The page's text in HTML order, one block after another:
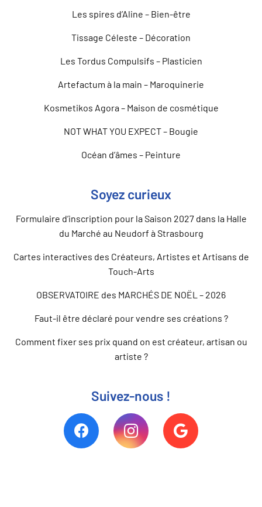
Les spires d’Aline – Bien-être
Tissage Céleste – Décoration
Les Tordus Compulsifs – Plasticien
Artefactum à la main – Maroquinerie
Kosmetikos Agora – Maison de cosmétique
NOT WHAT YOU EXPECT – Bougie
Océan d’âmes – Peinture
Soyez curieux
Formulaire d’inscription pour la Saison 2027 dans la Halle
du Marché au Neudorf à Strasbourg
Cartes interactives des Créateurs, Artistes et Artisans de
Touch-Arts
OBSERVATOIRE des MARCHÉS DE NOËL – 2026
Faut-il être déclaré pour vendre ses créations ?
Comment fixer ses prix quand on est créateur, artisan ou
artiste ?
Suivez-nous !